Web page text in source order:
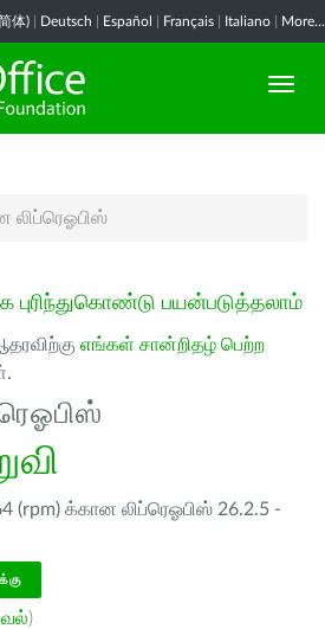
体) Deutsch Español Français Italiano More...
லிப்ரெஓபிஸ்
புரிந்துகொண்டு பயன்படுத்தலாம்
எங்கள் சான்றிதழ் பெற்ற
(rpm) க்கான லிப்ரெஓபிஸ் 26.2.5 -
)